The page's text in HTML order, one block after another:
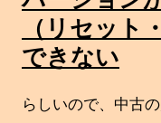
（リセット
できない
らしいので、中古